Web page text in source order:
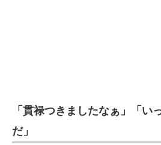
「貫禄つきましたなぁ」「い
だ」